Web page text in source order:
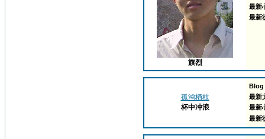
旗烈
最新
最新
孤鸿栖枝
杯中冲浪
Blog
最新
最新
最新